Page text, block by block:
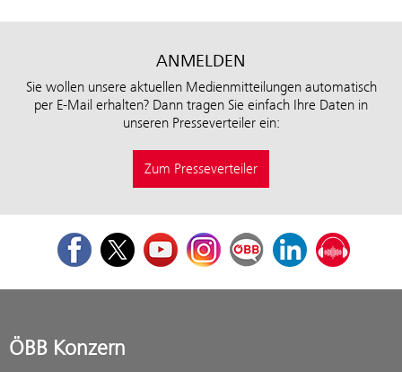
ANMELDEN
Sie wollen unsere aktuellen Medienmitteilungen automatisch
per E-Mail erhalten? Dann tragen Sie einfach Ihre Daten in
unseren Presseverteiler ein:
Zum Presseverteiler
FacebookTwitterYoutubeInstagramÖBB Corporate Blog
LinkedInPodcast
ÖBB Konzern